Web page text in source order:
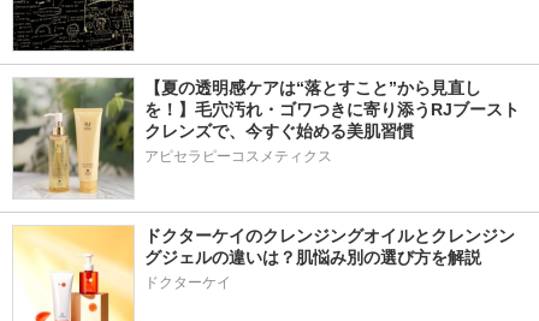
【夏の透明感ケアは“落とすこと”から見直し
を！】毛穴汚れ・ゴワつきに寄り添うRJブースト
クレンズで、今すぐ始める美肌習慣
アピセラピーコスメティクス
ドクターケイのクレンジングオイルとクレンジン
グジェルの違いは？肌悩み別の選び方を解説
ドクターケイ